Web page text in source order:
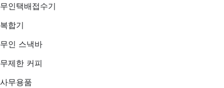
무인택배접수기
복합기
무인 스낵바
무제한 커피
사무용품